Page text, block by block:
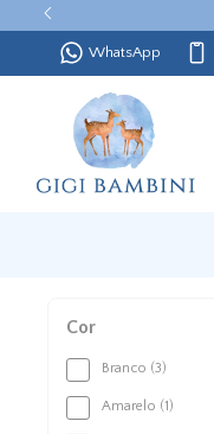
WhatsApp
Cor
Branco (3)
Amarelo (1)